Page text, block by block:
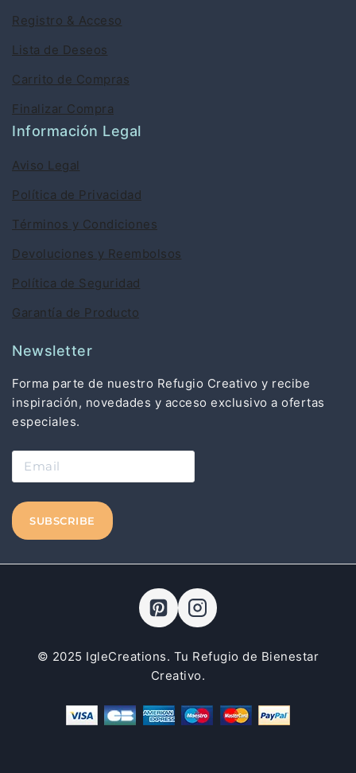
Registro & Acceso
Lista de Deseos
Carrito de Compras
Finalizar Compra
Información Legal
Aviso Legal
Política de Privacidad
Términos y Condiciones
Devoluciones y Reembolsos
Política de Seguridad
Garantía de Producto
Newsletter
Forma parte de nuestro Refugio Creativo y recibe
inspiración, novedades y acceso exclusivo a ofertas
especiales.
© 2025 IgleCreations. Tu Refugio de Bienestar
Creativo.